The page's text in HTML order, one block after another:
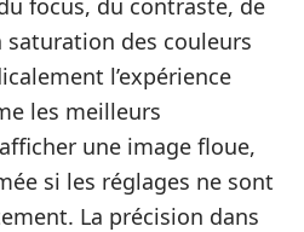
des couleurs
l’expérience
les meilleurs
une image floue,
si les réglages ne sont
La précision dans